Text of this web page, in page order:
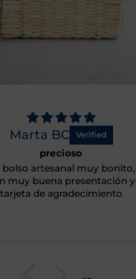
Marta BC
precioso
bolso artesanal muy bonito,
muy buena presentación y
tarjeta de agradecimiento